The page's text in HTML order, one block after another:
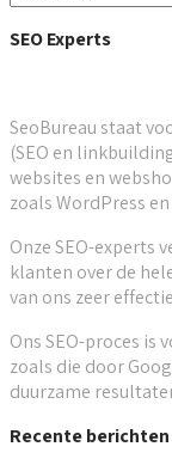
SEO Experts
SeoBureau staat
(SEO en
websites en
zoals WordPress
Onze SEO-experts
klanten over de
van ons zeer
Ons SEO-proces is
zoals die door
duurzame
Recente berichten